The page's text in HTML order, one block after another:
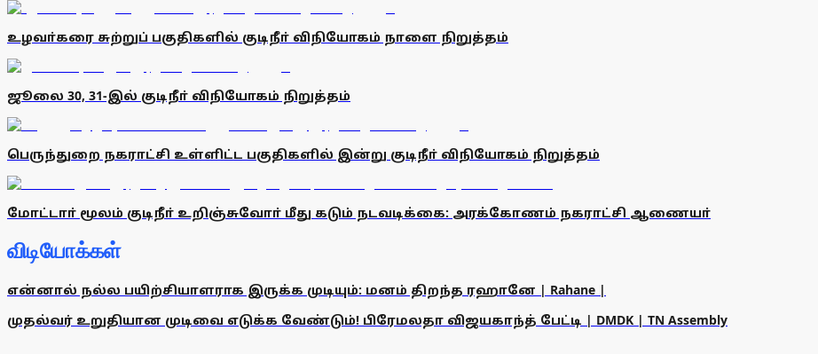
உழவா்கரை சுற்றுப் பகுதிகளில் குடிநீா் விநியோகம் நாளை நிறுத்தம்
ஜூலை 30, 31-இல் குடிநீா் விநியோகம் நிறுத்தம்
பெருந்துறை நகராட்சி உள்ளிட்ட பகுதிகளில் இன்று குடிநீா் விநியோகம் நிறுத்தம்
மோட்டாா் மூலம் குடிநீா் உறிஞ்சுவோா் மீது கடும் நடவடிக்கை: அரக்கோணம் நகராட்சி ஆணையா்
விடியோக்கள்
என்னால் நல்ல பயிற்சியாளராக இருக்க முடியும்: மனம் திறந்த ரஹானே | Rahane |
முதல்வர் உறுதியான முடிவை எடுக்க வேண்டும்! பிரேமலதா விஜயகாந்த் பேட்டி | DMDK | TN Assembly